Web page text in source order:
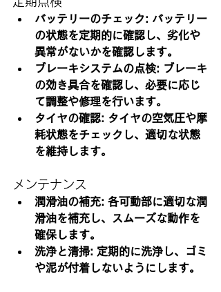
バッテリーのチェック: バッテリー
の状態を定期的に確認し、劣化や
異常がないかを確認します。
ブレーキシステムの点検: ブレーキ
の効き具合を確認し、必要に応じ
て調整や修理を行います。
タイヤの確認: タイヤの空気圧や摩
耗状態をチェックし、適切な状態
を維持します。
メンテナンス
潤滑油の補充: 各可動部に適切な潤
滑油を補充し、スムーズな動作を
確保します。
洗浄と清掃: 定期的に洗浄し、ゴミ
や泥が付着しないようにします。